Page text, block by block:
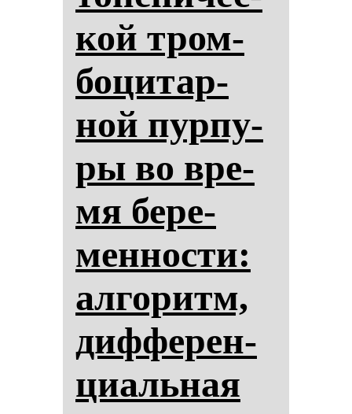
кой тром­
бо­ци­тар­
ной пур­пу­
ры во вре­
мя бе­ре­
мен­нос­ти:
ал­го­ритм,
диф­фе­рен­
ци­аль­ная